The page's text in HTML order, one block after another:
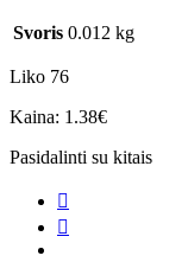
Svoris 0.012 kg
Liko 76
Kaina: 1.38€
Pasidalinti su kitais